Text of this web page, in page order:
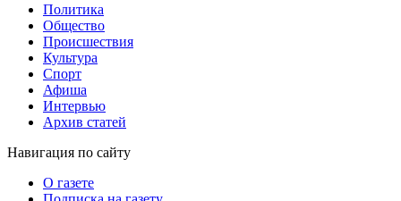
Политика
Общество
Проиcшествия
Культура
Спорт
Афиша
Интервью
Архив статей
Навигация по сайту
О газете